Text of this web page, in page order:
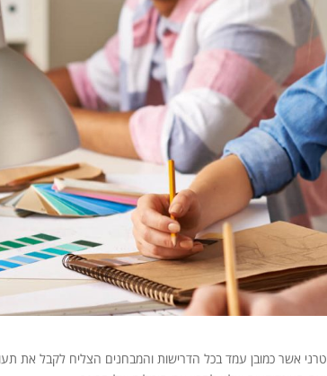
אשר כמובן עמד בכל הדרישות והמבחנים הצליח לקבל את